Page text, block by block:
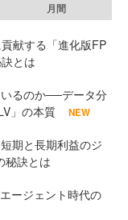
月間
献する「進化版FP
とは
るのか──データ分
」の本質
NEW
期と長期利益のジ
秘訣とは
ージェント時代の